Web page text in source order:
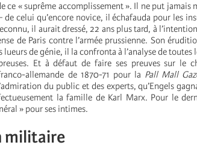
ce « suprême accomplissement ». Il ne put jamais
celui qu’encore novice, il échafauda pour les
il aurait dressé, 22 ans plus tard, à
de Paris contre l’armée prussienne. Son
de génie, il la confronta à l’analyse de toutes
Et à défaut de faire ses preuves sur le
allemande de 1870-71 pour la Pall Mall
du public et des experts, qu’Engels
la famille de Karl Marx. Pour le
» pour ses intimes.
militaire